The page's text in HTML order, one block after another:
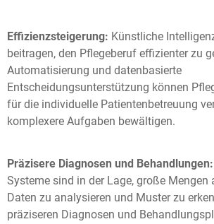
Effizienzsteigerung: Künstliche
beitragen, den Pflegeberuf effizienter zu
Automatisierung und datenbasierte
Entscheidungsunterstützung können
für die individuelle Patientenbetreuung
komplexere Aufgaben bewältigen.
Präzisere Diagnosen und Behandlungen:
Systeme sind in der Lage, große Mengen
Daten zu analysieren und Muster zu
präziseren Diagnosen und